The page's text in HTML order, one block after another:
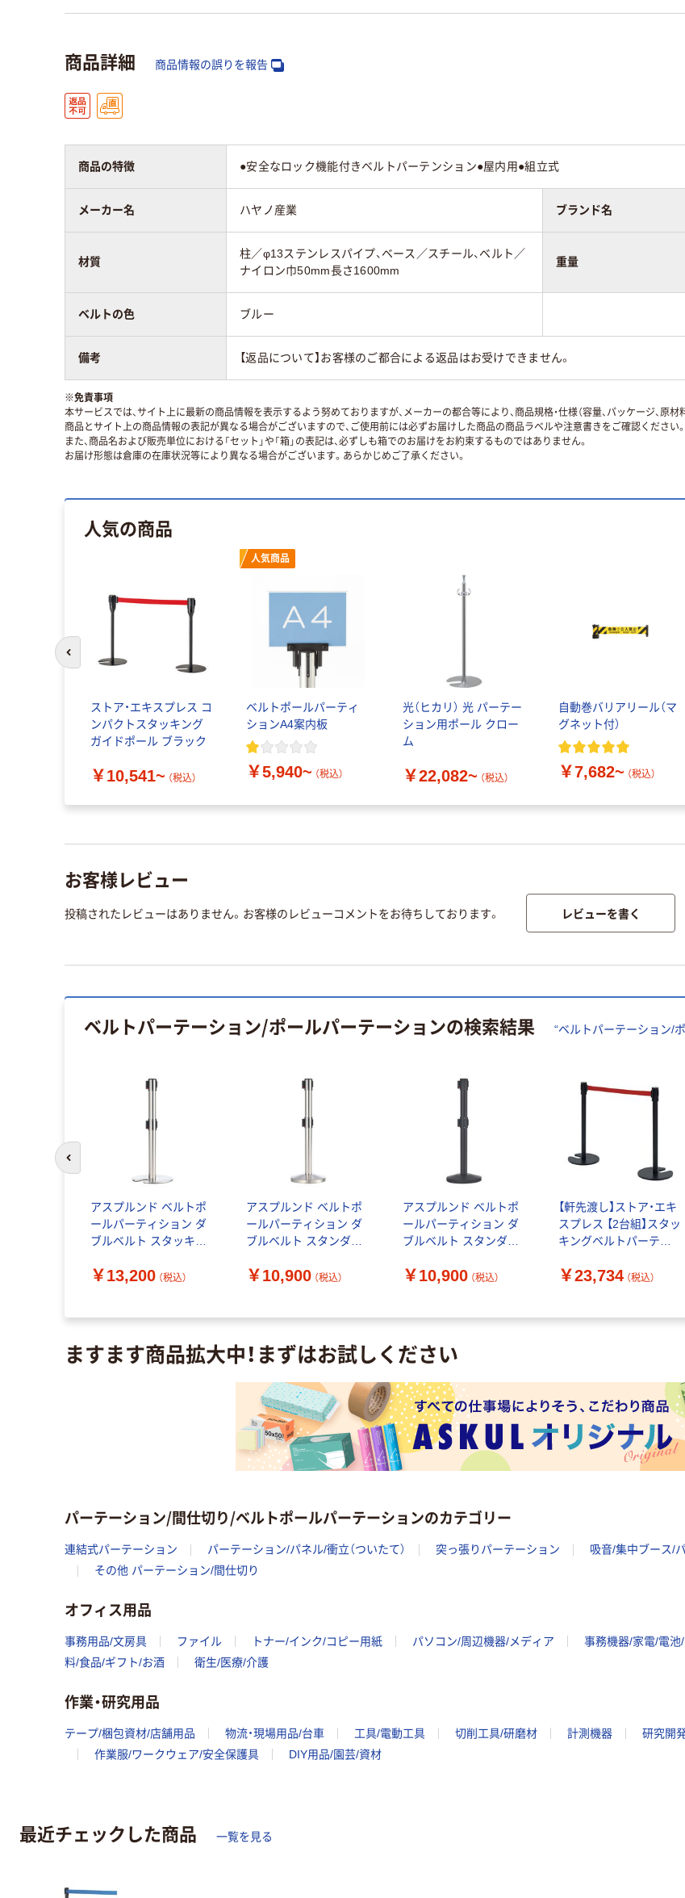
商品詳細 商品情報の誤りを報告
商品の特徴 ●安全なロック機能付きベルトパーテンション●屋内用●組立式
メーカー名 ハヤノ産業 ブランド名
材質
柱／φ13ステンレスパイプ、ベース／スチール、ベルト／
ナイロン巾50mm長さ1600mm
重量
ベルトの色 ブルー
備考 【返品について】お客様のご都合による返品はお受けできません。
※免責事項
本サービスでは、サイト上に最新の商品情報を表示するよう努めておりますが、メーカーの都合等により、商品規格・仕様（容量、パッケージ、原
商品とサイト上の商品情報の表記が異なる場合がございますので、ご使用前には必ずお届けした商品の商品ラベルや注意書きをご確認ください
また、商品名および販売単位における「セット」や「箱」の表記は、必ずしも箱でのお届けをお約束するものではありません。
お届け形態は倉庫の在庫状況等により異なる場合がございます。あらかじめご了承ください。
人気の商品
ストア・エキスプレス コ
ンパクトスタッキング
ガイドポール ブラック
￥10,541~ （税込）
人気商品
ベルトポールパーティ
ションA4案内板
￥5,940~ （税込）
光（ヒカリ） 光 パーテー
ション用ポール クロー
ム
￥22,082~ （税込）
自動巻バリアリール（マ
グネット付）
￥7,682~ （税込）
前のスライドへ
お客様レビュー
投稿されたレビューはありません。お客様のレビューコメントをお待ちしております。 レビューを書く
ベルトパーテーション/ポールパーテーションの検索結果 “ベルトパーテーション/
アスプルンド ベルトポ
ールパーティション ダ
ブルベルト スタッキン
ト：ブルー 1台（2梱包）
￥13,200 （税込）
アスプルンド ベルトポ
ールパーティション ダ
ブルベルト スタンダー
ト：レッド 1台（2梱包）
￥10,900 （税込）
アスプルンド ベルトポ
ールパーティション ダ
ブルベルト スタンダー
ト：ブラック 1台（2梱
￥10,900 （税込）
【軒先渡し】ストア・エキ
スプレス 【2台組】スタッ
キングベルトパーティ
レッド 13706-818 1セ
￥23,734 （税込）
ますます商品拡大中！まずはお試しください
パーテーション/間仕切り/ベルトポールパーテーションのカテゴリー
連結式パーテーション パーテーション/パネル/衝立（ついたて） 突っ張りパーテーション 吸音/集中ブース/
その他 パーテーション/間仕切り
オフィス用品
事務用品/文房具 ファイル トナー/インク/コピー用紙 パソコン/周辺機器/メディア 事務機器/家電/電池
料/食品/ギフト/お酒
衛生/医療/介護
作業・研究用品
テープ/梱包資材/店舗用品 物流・現場用品/台車 工具/電動工具 切削工具/研磨材 計測機器 研究開
作業服/ワークウェア/安全保護具
DIY用品/園芸/資材
最近チェックした商品 一覧を見る